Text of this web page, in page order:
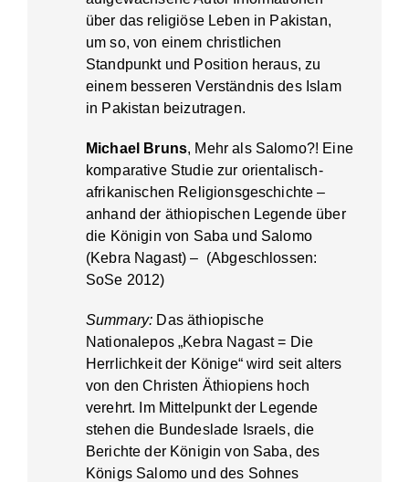
über das religiöse Leben in Pakistan,
um so, von einem christlichen
Standpunkt und Position heraus, zu
einem besseren Verständnis des Islam
in Pakistan beizutragen.
Michael Bruns, Mehr als Salomo?! Eine
komparative Studie zur orientalisch-
afrikanischen Religionsgeschichte –
anhand der äthiopischen Legende über
die Königin von Saba und Salomo
(Kebra Nagast) – (Abgeschlossen:
SoSe 2012)
Summary: Das äthiopische
Nationalepos „Kebra Nagast = Die
Herrlichkeit der Könige“ wird seit alters
von den Christen Äthiopiens hoch
verehrt. Im Mittelpunkt der Legende
stehen die Bundeslade Israels, die
Berichte der Königin von Saba, des
Königs Salomo und des Sohnes